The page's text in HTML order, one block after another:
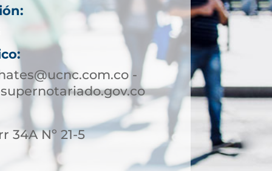
-
34A Nº 21-5